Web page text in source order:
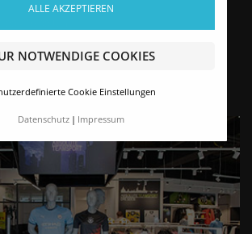
ALLE AKZEPTIEREN
NOTWENDIGE COOKIES
Cookie Einstellungen
Datenschutz Impressum
- 16:00 Uhr
Vereinbarung bis 18 Uhr